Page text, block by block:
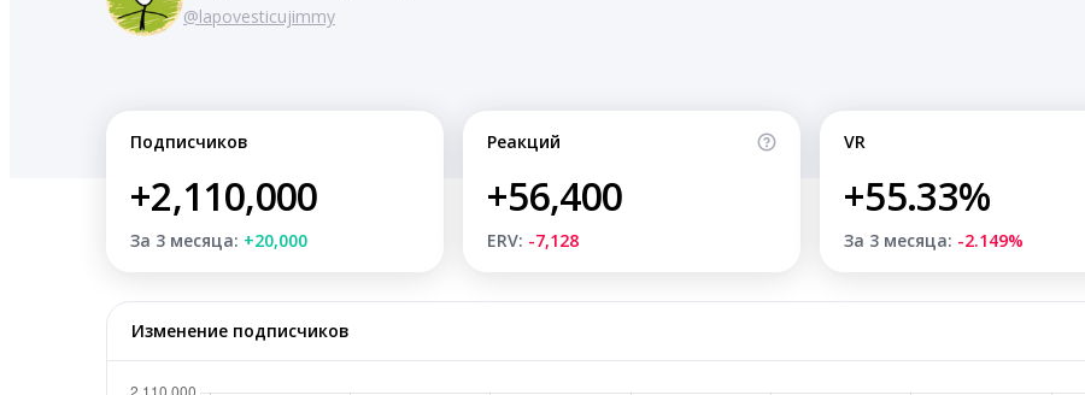
@lapovesticujimmy
Подписчиков
+2,110,000
За 3 месяца: +20,000
Реакций
+56,400
ERV: -7,128
VR
+55.33%
За 3 месяца: -2.149%
Изменение подписчиков